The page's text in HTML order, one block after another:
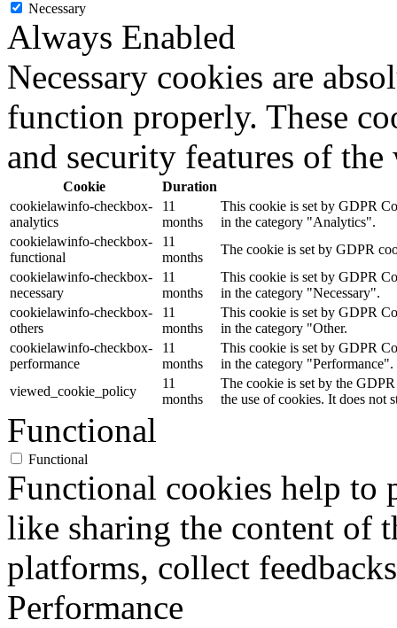
Necessary
Always Enabled
Necessary cookies are
function properly. These
and security features of
Cookie
Duration
cookielawinfo-checkbox-
analytics
11
months
This cookie is set by GDPR
in the category "Analytics".
cookielawinfo-checkbox-
functional
11
months
The cookie is set by GDPR
cookielawinfo-checkbox-
necessary
11
months
This cookie is set by GDPR
in the category "Necessary".
cookielawinfo-checkbox-
others
11
months
This cookie is set by GDPR
in the category "Other.
cookielawinfo-checkbox-
performance
11
months
This cookie is set by GDPR
in the category "Performance".
viewed_cookie_policy
11
months
The cookie is set by the
the use of cookies. It does not
Functional
Functional
Functional cookies help to
like sharing the content of
platforms, collect
Performance